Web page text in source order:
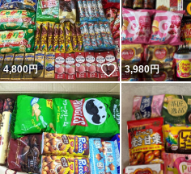
4,800円 いいね！
3,980円